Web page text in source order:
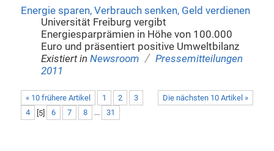
Energie sparen, Verbrauch senken, Geld verdienen
Universität Freiburg vergibt
Energiesparprämien in Höhe von 100.000
Euro und präsentiert positive Umweltbilanz
Existiert in Newsroom / Pressemitteilungen
2011
« 10 frühere Artikel Die nächsten 10 Artikel »
1 2
3
4
[5] 6 7 8 ... 31